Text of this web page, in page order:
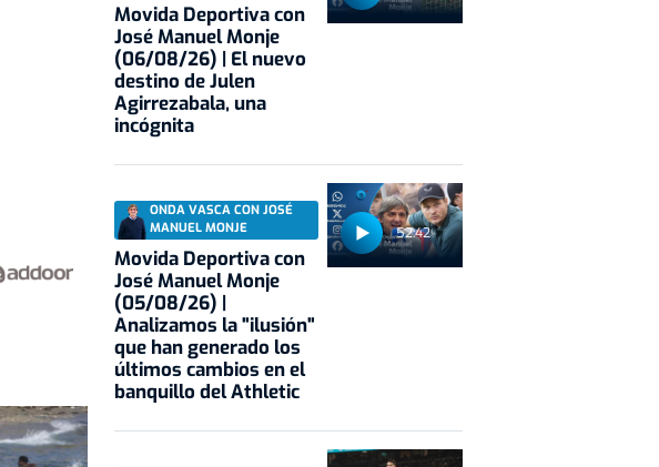
Movida Deportiva con
José Manuel Monje
(06/08/26) | El nuevo
destino de Julen
Agirrezabala, una
incógnita
52:42
ONDA VASCA CON JOSÉ
MANUEL MONJE
Movida Deportiva con
José Manuel Monje
(05/08/26) |
Analizamos la "ilusión"
que han generado los
últimos cambios en el
banquillo del Athletic